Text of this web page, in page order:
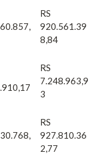
RS
920.561.39
8,84
RS
7.248.963,9
3
RS
927.810.36
2,77